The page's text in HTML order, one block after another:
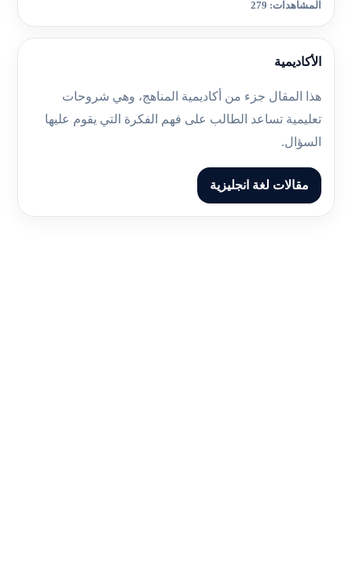
المشاهدات: 279
الأكاديمية
هذا المقال جزء من أكاديمية المناهج، وهي شروحات
تعليمية تساعد الطالب على فهم الفكرة التي يقوم عليها
السؤال.
مقالات لغة انجليزية